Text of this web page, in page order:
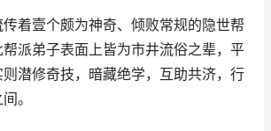
着壹个颇为神奇、倾败常规的隐世帮
派弟子表面上皆为市井流俗之辈，平
则潜修奇技，暗藏绝学，互助共济，行
。